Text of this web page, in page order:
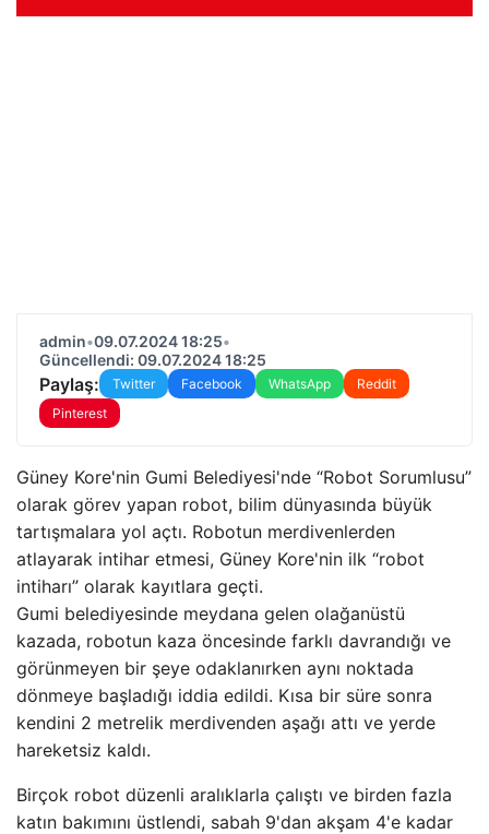
admin•09.07.2024 18:25•
Güncellendi: 09.07.2024 18:25
Paylaş: Twitter Facebook WhatsApp
Reddit
Pinterest
Güney Kore'nin Gumi Belediyesi'nde “Robot Sorumlusu”
olarak görev yapan robot, bilim dünyasında büyük
tartışmalara yol açtı. Robotun merdivenlerden
atlayarak intihar etmesi, Güney Kore'nin ilk “robot
intiharı” olarak kayıtlara geçti.
Gumi belediyesinde meydana gelen olağanüstü
kazada, robotun kaza öncesinde farklı davrandığı ve
görünmeyen bir şeye odaklanırken aynı noktada
dönmeye başladığı iddia edildi. Kısa bir süre sonra
kendini 2 metrelik merdivenden aşağı attı ve yerde
hareketsiz kaldı.
Birçok robot düzenli aralıklarla çalıştı ve birden fazla
katın bakımını üstlendi, sabah 9'dan akşam 4'e kadar